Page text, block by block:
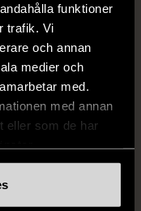
funktioner
trafik. Vi
och annan
medier och
med.
med annan
eller som de har
1/5